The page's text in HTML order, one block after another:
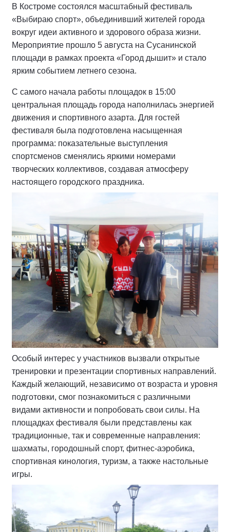
В Костроме состоялся масштабный фестиваль
«Выбираю спорт», объединивший жителей города
вокруг идеи активного и здорового образа жизни.
Мероприятие прошло 5 августа на Сусанинской
площади в рамках проекта «Город дышит» и стало
ярким событием летнего сезона.
С самого начала работы площадок в 15:00
центральная площадь города наполнилась энергией
движения и спортивного азарта. Для гостей
фестиваля была подготовлена насыщенная
программа: показательные выступления
спортсменов сменялись яркими номерами
творческих коллективов, создавая атмосферу
настоящего городского праздника.
Особый интерес у участников вызвали открытые
тренировки и презентации спортивных направлений.
Каждый желающий, независимо от возраста и уровня
подготовки, смог познакомиться с различными
видами активности и попробовать свои силы. На
площадках фестиваля были представлены как
традиционные, так и современные направления:
шахматы, городошный спорт, фитнес-аэробика,
спортивная кинология, туризм, а также настольные
игры.